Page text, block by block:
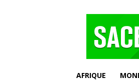
AFRIQUE